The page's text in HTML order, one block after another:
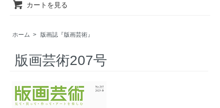
カートを見る
ホーム > 版画誌『版画芸術』
版画芸術207号